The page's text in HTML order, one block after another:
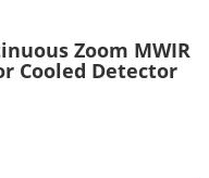
Zoom MWIR
Cooled Detector